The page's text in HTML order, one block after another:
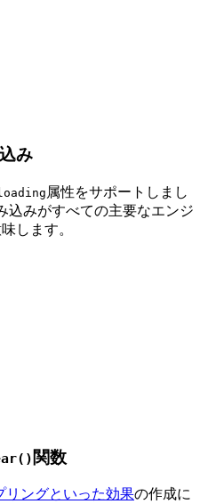
み
属性をサポートしまし
込みがすべての主要なエンジ
します。
関数
リングといった効果の作成に